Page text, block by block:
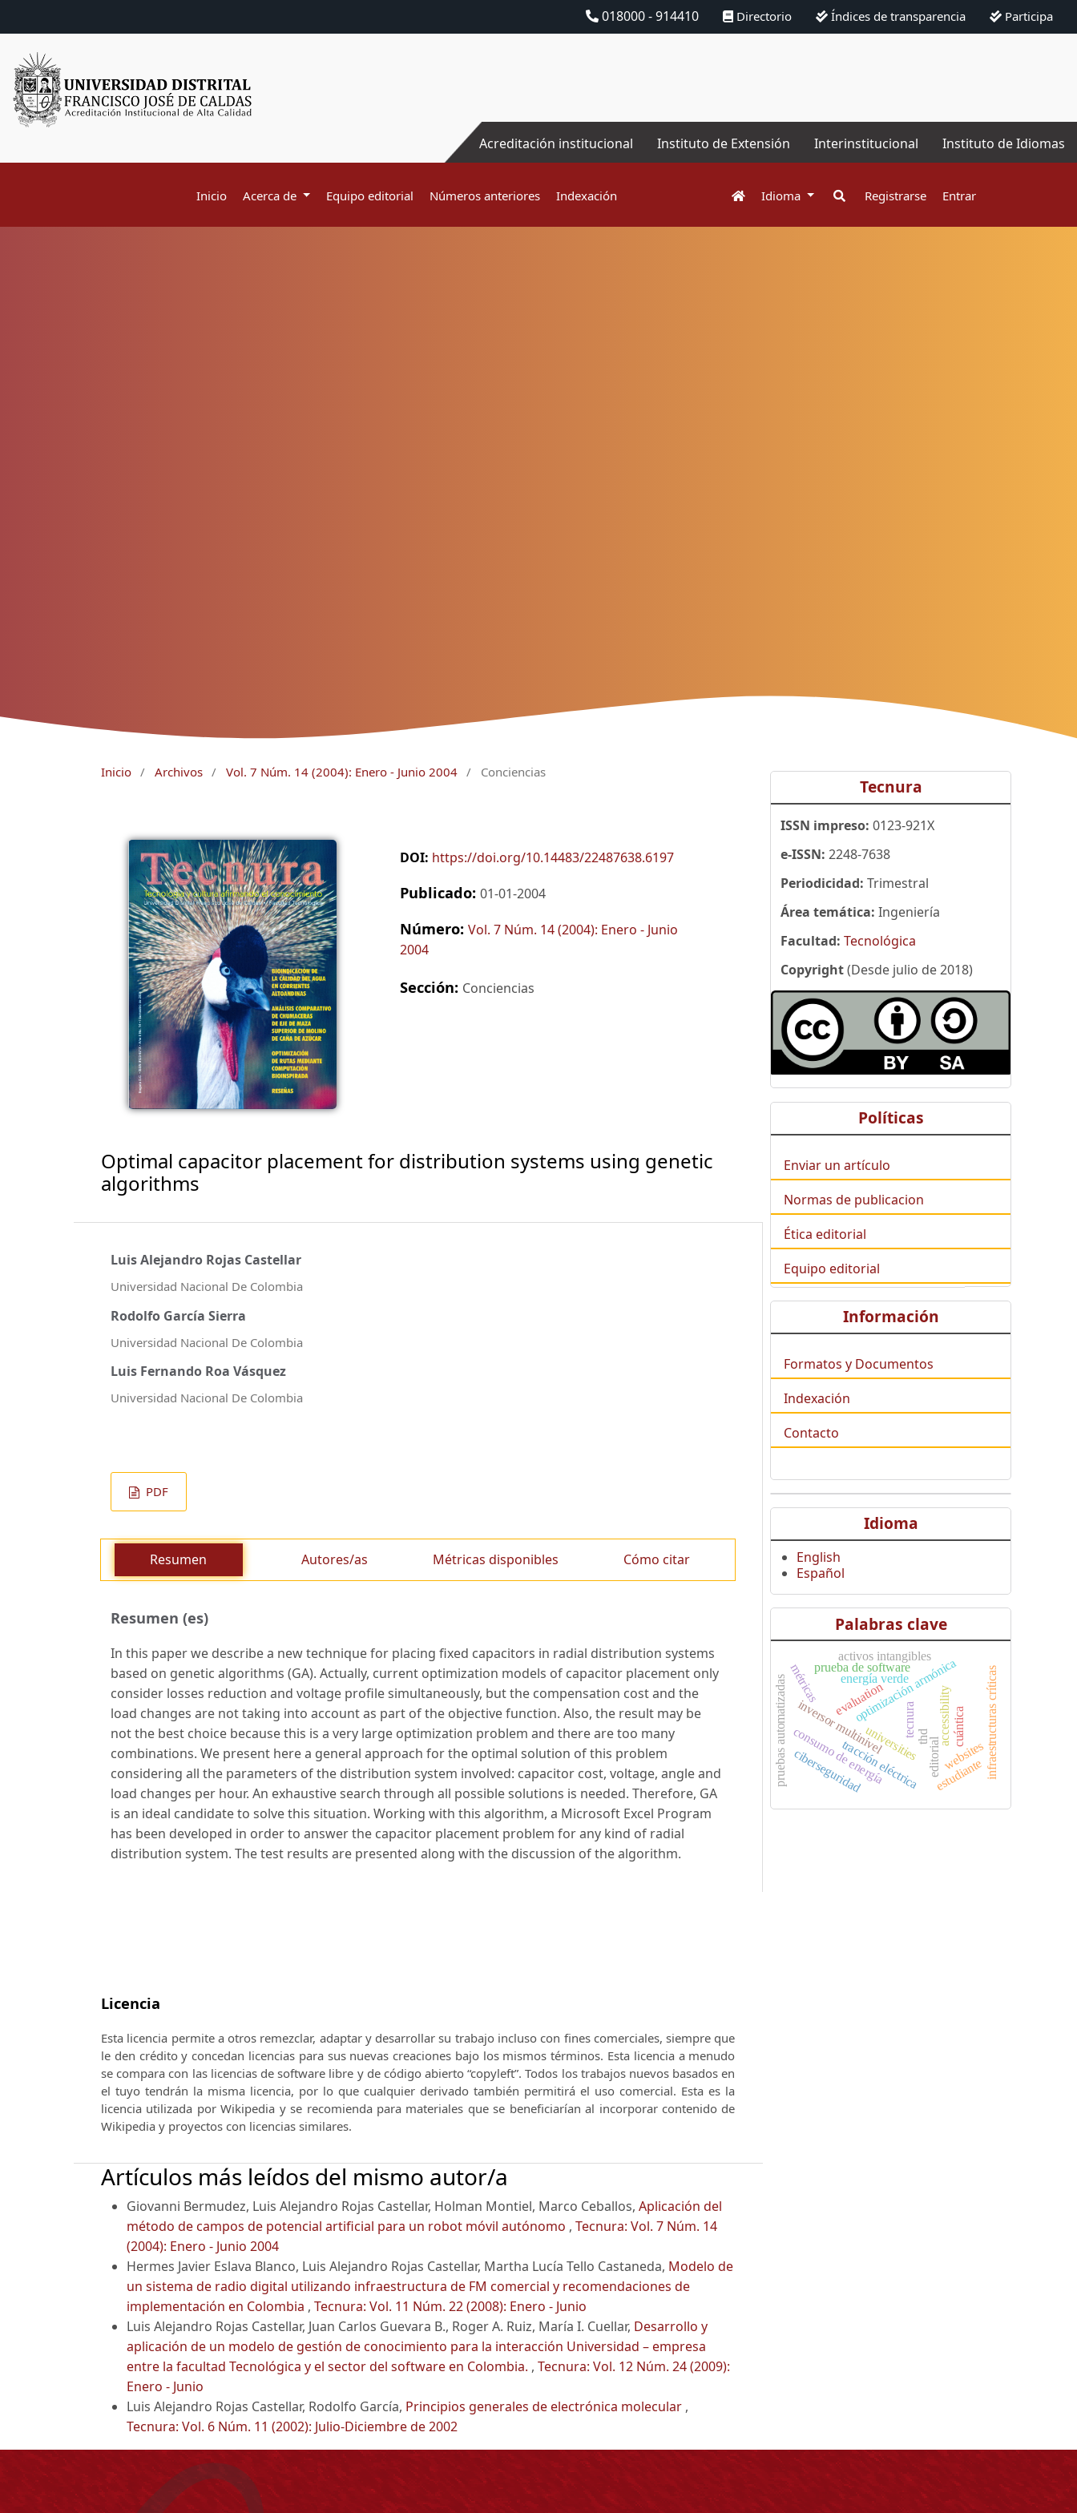
018000 - 914410 Directorio Índices de transparencia Participa
Acreditación institucional Instituto de Extensión Interinstitucional Instituto de Idiomas
Inicio Acerca de Equipo editorial Números anteriores Indexación Idioma Registrarse Entrar
Inicio / Archivos / Vol. 7 Núm. 14 (2004): Enero - Junio 2004 / Conciencias
DOI: https://doi.org/10.14483/22487638.6197
Publicado: 01-01-2004
Número: Vol. 7 Núm. 14 (2004): Enero - Junio
2004
Sección: Conciencias
Optimal capacitor placement for distribution systems using genetic
algorithms
Luis Alejandro Rojas Castellar
Universidad Nacional De Colombia
Rodolfo García Sierra
Universidad Nacional De Colombia
Luis Fernando Roa Vásquez
Universidad Nacional De Colombia
PDF
Resumen Autores/as Métricas disponibles Cómo citar
Resumen (es)
In this paper we describe a new technique for placing fixed capacitors in radial distribution systems
based on genetic algorithms (GA). Actually, current optimization models of capacitor placement only
consider losses reduction and voltage profile simultaneously, but the compensation cost and the
load changes are not taking into account as part of the objective function. Also, the result may be
not the best choice because this is a very large optimization problem and there are too many
combinations. We present here a general approach for the optimal solution of this problem
considering all the parameters of the distribution system involved: capacitor cost, voltage, angle and
load changes per hour. An exhaustive search through all possible solutions is needed. Therefore, GA
is an ideal candidate to solve this situation. Working with this algorithm, a Microsoft Excel Program
has been developed in order to answer the capacitor placement problem for any kind of radial
distribution system. The test results are presented along with the discussion of the algorithm.
Licencia
Esta licencia permite a otros remezclar, adaptar y desarrollar su trabajo incluso con fines comerciales, siempre que
le den crédito y concedan licencias para sus nuevas creaciones bajo los mismos términos. Esta licencia a menudo
se compara con las licencias de software libre y de código abierto “copyleft”.Todos los trabajos nuevos basados ​​en
el tuyo tendrán la misma licencia, por lo que cualquier derivado también permitirá el uso comercial. Esta es la
licencia utilizada por Wikipedia y se recomienda para materiales que se beneficiarían al incorporar contenido de
Wikipedia y proyectos con licencias similares.
Artículos más leídos del mismo autor/a
Giovanni Bermudez, Luis Alejandro Rojas Castellar, Holman Montiel, Marco Ceballos, Aplicación del
método de campos de potencial artificial para un robot móvil autónomo , Tecnura: Vol. 7 Núm. 14
(2004): Enero - Junio 2004
Hermes Javier Eslava Blanco, Luis Alejandro Rojas Castellar, Martha Lucía Tello Castaneda, Modelo de
un sistema de radio digital utilizando infraestructura de FM comercial y recomendaciones de
implementación en Colombia , Tecnura: Vol. 11 Núm. 22 (2008): Enero - Junio
Luis Alejandro Rojas Castellar, Juan Carlos Guevara B., Roger A. Ruiz, María I. Cuellar, Desarrollo y
aplicación de un modelo de gestión de conocimiento para la interacción Universidad – empresa
entre la facultad Tecnológica y el sector del software en Colombia. , Tecnura: Vol. 12 Núm. 24 (2009):
Enero - Junio
Luis Alejandro Rojas Castellar, Rodolfo García, Principios generales de electrónica molecular ,
Tecnura: Vol. 6 Núm. 11 (2002): Julio-Diciembre de 2002
Tecnura
ISSN impreso: 0123-921X
e-ISSN: 2248-7638
Periodicidad: Trimestral
Área temática: Ingeniería
Facultad: Tecnológica
Copyright(Desde julio de 2018)
Políticas
Enviar un artículo
Normas de publicacion
Ética editorial
Equipo editorial
Información
Formatos y Documentos
Indexación
Contacto
Idioma
English
Español
Palabras clave
editorial
tecnura
inversor multinivel
optimización armónica
thd
tracción eléctrica
energía verde
consumo de energía
pruebas automatizadas
prueba de software
accessibility
evaluation
websites
universities
ciberseguridad
cuántica infraestructuras críticas
métricas
estudiante
activos intangibles